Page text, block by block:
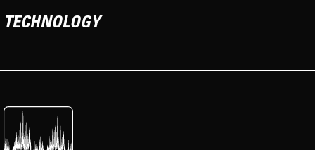
TECHNOLOGY